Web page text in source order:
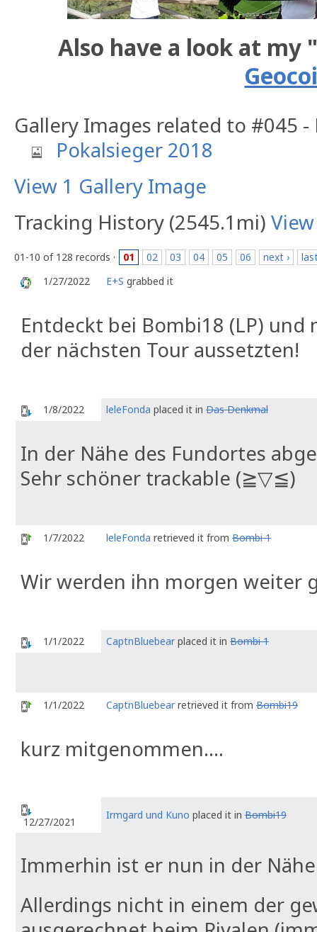
Also have a look at my "
Gallery Images related to #045
Pokalsieger 2018
View 1 Gallery Image
Tracking History (2545.1mi)
01-10 of 128 records · 01 02 03 04 05 06 next ›
1/27/2022
E+S grabbed it
Entdeckt bei Bombi18 (LP)
der nächsten Tour aussetzten!
1/8/2022 leleFonda placed it in Das Denkmal
In der Nähe des Fundortes
Sehr schöner trackable (≧▽≦)
1/7/2022 leleFonda retrieved it from Bombi 1
Wir werden ihn morgen weiter
1/1/2022 CaptnBluebear placed it in Bombi 1
1/1/2022 CaptnBluebearretrieved it from Bombi19
kurz mitgenommen....
12/27/2021 Irmgard und Kuno placed it in Bombi19
Immerhin ist er nun in der
Allerdings nicht in einem der